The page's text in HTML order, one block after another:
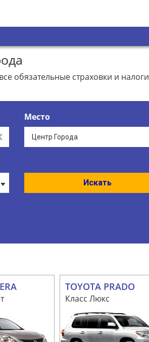
обязательные страховки и налоги
Clear
Место
Искать
TOYOTA PRADO
Класс Люкс